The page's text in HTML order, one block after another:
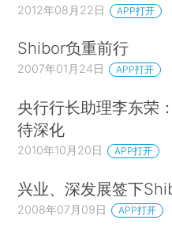
2012年08月22日 APP打开
Shibor负重前行
2007年01月24日 APP打开
央行行长助理李东荣
待深化
2010年10月20日 APP打开
兴业、深发展签下
2008年07月09日 APP打开